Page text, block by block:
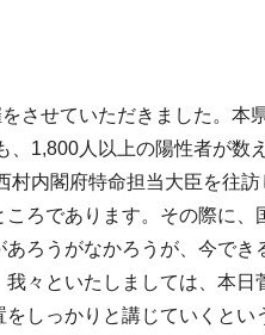
させていただきました。本
1,800人以上の陽性者が数
内閣府特命担当大臣を往
ろであります。その際に、
ろうがなかろうが、今で
々といたしましては、本日
しっかりと講じていくと